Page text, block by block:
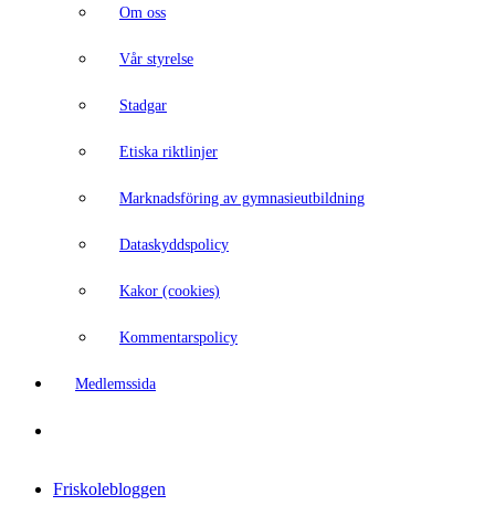
Om oss
Vår styrelse
Stadgar
Etiska riktlinjer
Marknadsföring av gymnasieutbildning
Dataskyddspolicy
Kakor (cookies)
Kommentarspolicy
Medlemssida
Friskolebloggen